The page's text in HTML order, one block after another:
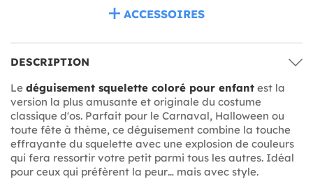
ACCESSOIRES
DESCRIPTION
Le déguisement squelette coloré pour enfant est la
version la plus amusante et originale du costume
classique d'os. Parfait pour le Carnaval, Halloween ou
toute fête à thème, ce déguisement combine la touche
effrayante du squelette avec une explosion de couleurs
qui fera ressortir votre petit parmi tous les autres. Idéal
pour ceux qui préfèrent la peur… mais avec style.